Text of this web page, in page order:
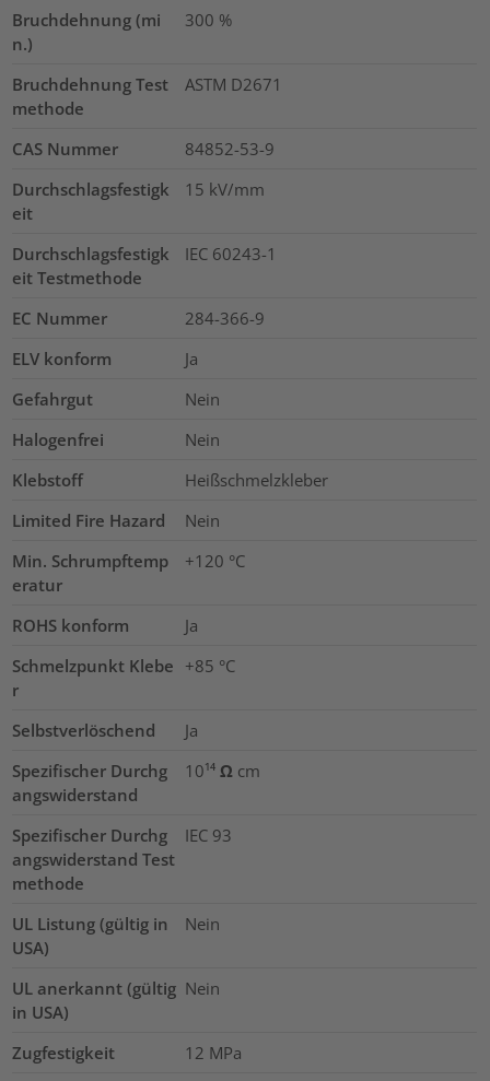
Bruchdehnung (mi
n.)
300 %
Bruchdehnung Test
methode
ASTM D2671
CAS Nummer
84852-53-9
Durchschlagsfestigk
eit
15 kV/mm
Durchschlagsfestigk
eit Testmethode
IEC 60243-1
EC Nummer
284-366-9
ELV konform
Ja
Gefahrgut
Nein
Halogenfrei
Nein
Klebstoff
Heißschmelzkleber
Limited Fire Hazard
Nein
Min. Schrumpftemp
eratur
+120 °C
ROHS konform
Ja
Schmelzpunkt Klebe
r
+85 °C
Selbstverlöschend
Ja
Spezifischer Durchg
angswiderstand
10¹⁴ Ω cm
Spezifischer Durchg
angswiderstand Test
methode
IEC 93
UL Listung (gültig in
USA)
Nein
UL anerkannt (gültig
in USA)
Nein
Zugfestigkeit 12 MPa